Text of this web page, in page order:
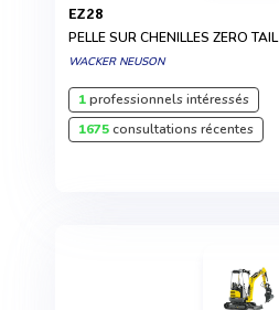
EZ28
PELLE SUR CHENILLES ZERO TAIL
WACKER NEUSON
1professionnels intéressés
1675consultations récentes